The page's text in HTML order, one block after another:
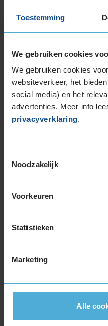
Toestemming
We gebruiken cookies
We gebruiken cookies
websiteverkeer, het
social media) en het
advertenties. Meer info
privacyverklaring.
Noodzakelijk
Voorkeuren
Statistieken
Marketing
Alle
205/55R16 91Y
17-inch banden
195/45R17 81W
195/45R17 85W
205/45R17 88V
205/45R17 88Y
205/45R17 88Y
205/50R17 93Y
225/45R17 91V
225/45R17 91Y RUNFLAT
255/40R17 98Y
18-inch banden
205/40R18 86W
205/40R18 86Y